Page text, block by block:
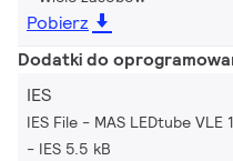
Pobierz
Dodatki do
IES
IES File - MAS LEDtube
IES 5.5 kB